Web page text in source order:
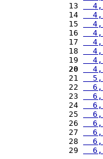
13
14
15
16
17
18
19
20
21
22
23
24
25
26
27
28
29